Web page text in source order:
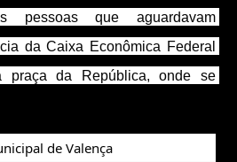
pessoas que aguardavam
da Caixa Econômica Federal
praça da República, onde se
de Valença